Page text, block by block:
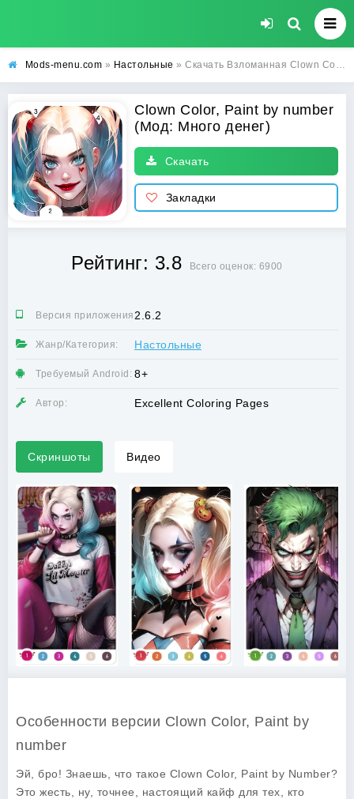
Mods-menu.com » Настольные » Скачать Взломанная Clown Color, Paint by number (Много денег) на Андроид бесплатно
Clown Color, Paint by number
(Мод: Много денег)
Скачать
Закладки
Рейтинг: 3.8 Всего оценок: 6900
Версия приложения:2.6.2
Жанр/Категория: Настольные
Требуемый Android: 8+
Автор: Excellent Coloring Pages
Скриншоты Видео
Особенности версии Clown Color, Paint by
number
Эй, бро! Знаешь, что такое Clown Color, Paint by Number?
Это жесть, ну, точнее, настоящий кайф для тех, кто